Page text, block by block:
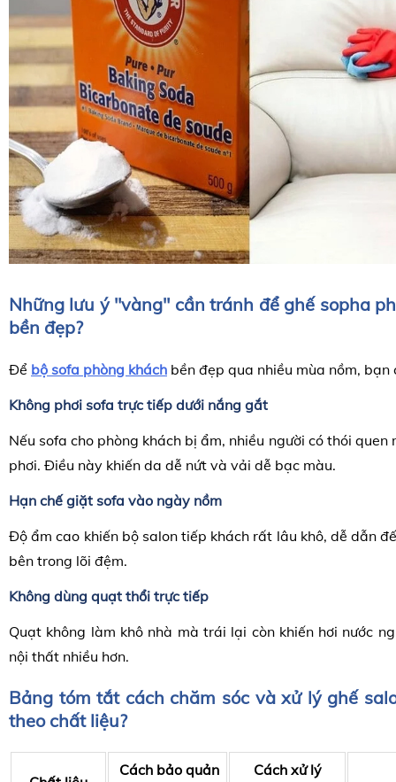
Những lưu ý "vàng" cần tránh để ghế sopha
bền đẹp?
Để bộ sofa phòng khách bền đẹp qua nhiều mùa nồm, bạn
Không phơi sofa trực tiếp dưới nắng gắt
Nếu sofa cho phòng khách bị ẩm, nhiều người có thói quen
phơi. Điều này khiến da dễ nứt và vải dễ bạc màu.
Hạn chế giặt sofa vào ngày nồm
Độ ẩm cao khiến bộ salon tiếp khách rất lâu khô, dễ dẫn
bên trong lõi đệm.
Không dùng quạt thổi trực tiếp
Quạt không làm khô nhà mà trái lại còn khiến hơi nước
nội thất nhiều hơn.
Bảng tóm tắt cách chăm sóc và xử lý ghế
theo chất liệu?
Cách bảo quản
Cách xử lý